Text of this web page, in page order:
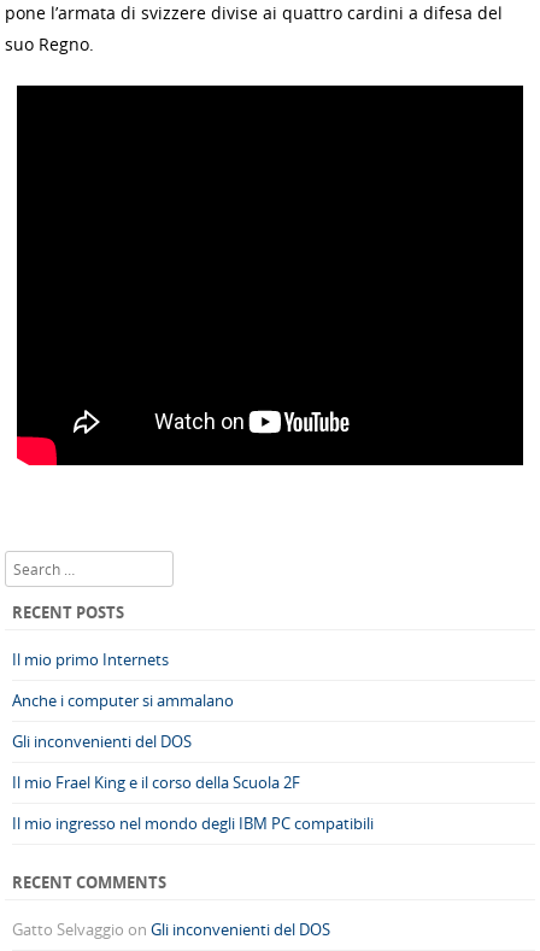
pone l’armata di svizzere divise ai quattro cardini a difesa del
suo Regno.
Search
RECENT POSTS
Il mio primo Internets
Anche i computer si ammalano
Gli inconvenienti del DOS
Il mio Frael King e il corso della Scuola 2F
Il mio ingresso nel mondo degli IBM PC compatibili
RECENT COMMENTS
Gatto Selvaggio on Gli inconvenienti del DOS